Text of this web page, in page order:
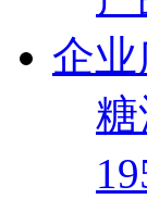
企业
糖